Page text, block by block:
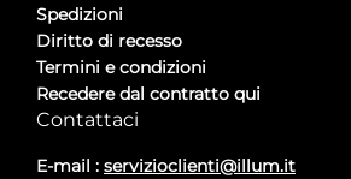
Spedizioni
Diritto di recesso
Termini e condizioni
Recedere dal contratto qui
Contattaci
E-mail : servizioclienti@illum.it